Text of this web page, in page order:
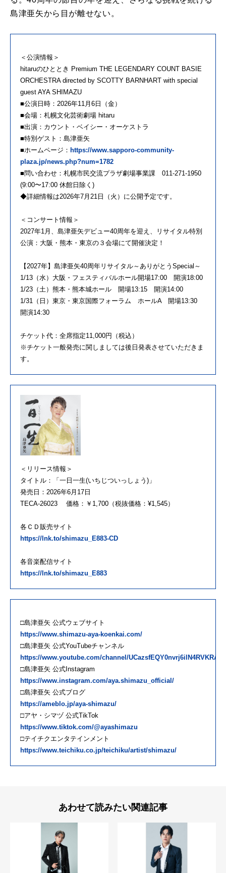
島津亜矢から目が離せない。
＜公演情報＞
hitaruのひととき Premium THE LEGENDARY COUNT BASIE
ORCHESTRA directed by SCOTTY BARNHART with special
guest AYA SHIMAZU
■公演日時：2026年11月6日（金）
■会場：札幌文化芸術劇場 hitaru
■出演：カウント・ベイシー・オーケストラ
■特別ゲスト：島津亜矢
■ホームページ： https://www.sapporo-community-
plaza.jp/news.php?num=1782
■問い合わせ：札幌市民交流プラザ劇場事業課 011-271-1950
(9:00〜17:00 休館日除く)
◆詳細情報は2026年7月21日（火）に公開予定です。
＜コンサート情報＞
2027年1月、島津亜矢デビュー40周年を迎え、リサイタル特別
公演：大阪・熊本・東京の３会場にて開催決定！
【2027年】島津亜矢40周年リサイタル～ありがとうSpecial～
1/13（水）大阪・フェスティバルホール開場17:00 開演18:00
1/23（土）熊本・熊本城ホール 開場13:15 開演14:00
1/31（日）東京・東京国際フォーラム ホールA 開場13:30
開演14:30
チケット代：全席指定11,000円（税込）
※チケット一般発売に関しましては後日発表させていただきま
す。
＜リリース情報＞
タイトル：「一日一生(いちじついっしょう)」
発売日：2026年6月17日
TECA-26023 価格：￥1,700（税抜価格：¥1,545）
各ＣＤ販売サイト
https://lnk.to/shimazu_E883-CD
各音楽配信サイト
https://lnk.to/shimazu_E883
□島津亜矢 公式ウェブサイト
https://www.shimazu-aya-koenkai.com/
□島津亜矢 公式YouTubeチャンネル
https://www.youtube.com/channel/UCazsfEQY0nvrj6ilN4RVKRA
□島津亜矢 公式Instagram
https://www.instagram.com/aya.shimazu_official/
□島津亜矢 公式ブログ
https://ameblo.jp/aya-shimazu/
□アヤ・シマヅ 公式TikTok
https://www.tiktok.com/@ayashimazu
□テイチクエンタテインメント
https://www.teichiku.co.jp/teichiku/artist/shimazu/
あわせて読みたい関連記事